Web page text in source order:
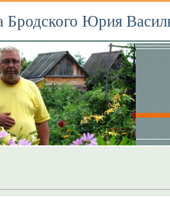
Бродского Юрия